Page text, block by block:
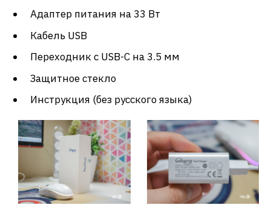
Адаптер питания на 33 Вт
Кабель USB
Переходник с USB-C на 3.5 мм
Защитное стекло
Инструкция (без русского языка)